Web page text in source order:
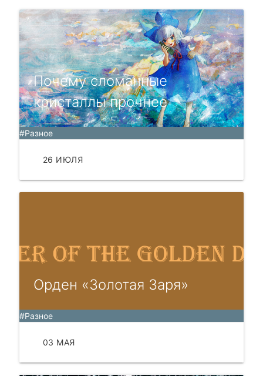
Почему сломанные
кристаллы прочнее
#Разное
26 ИЮЛЯ
Орден «Золотая Заря»
#Разное
03 МАЯ